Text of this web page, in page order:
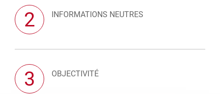
2 INFORMATIONS NEUTRES
3 OBJECTIVITÉ